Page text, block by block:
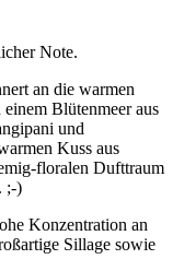
Note.
an die warmen
Blütenmeer aus
und
Kuss aus
floralen Dufttraum
;-)
Konzentration an
Sillage sowie